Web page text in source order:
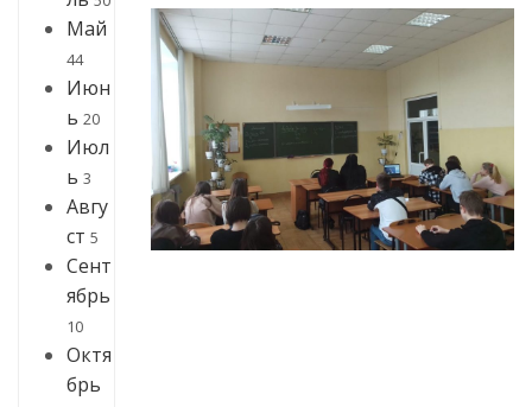
Май
44
Июн
ь 20
Июл
ь 3
Авгу
ст 5
Сент
ябрь
10
Октя
брь